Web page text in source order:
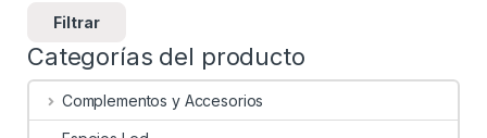
Filtrar
Categorías del producto
Complementos y Accesorios